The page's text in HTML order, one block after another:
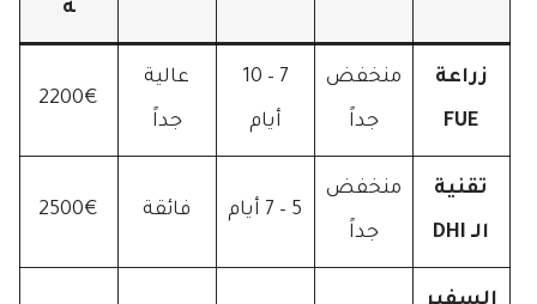
ة
زراعة
FUE
منخفض
جداً
7 – 10
أيام
عالية
جداً
2200€
تقنية
الـ DHI
منخفض
جداً
5 – 7 أيام فائقة 2500€